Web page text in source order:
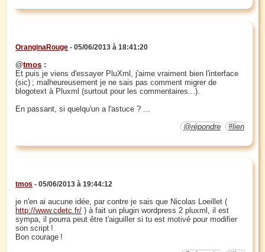
OranginaRouge - 05/06/2013 à 18:41:20
@tmos :
Et puis je viens d'essayer PluXml, j'aime vraiment bien l'interface
(sic) ; malheureusement je ne sais pas comment migrer de
blogotext à Pluxml (surtout pour les commentaires...).
En passant, si quelqu'un a l'astuce ? ...
@répondre
#lien
tmos - 05/06/2013 à 19:44:12
je n'en ai aucune idée, par contre je sais que Nicolas Loeillet (
http://www.cdetc.fr/ ) à fait un plugin wordpress 2 pluxml, il est
sympa, il pourra peut être t'aiguiller si tu est motivé pour modifier
son script !
Bon courage !